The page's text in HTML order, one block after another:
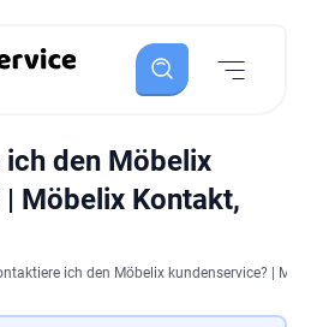
den Möbelix
| Möbelix Kontakt,
ich den Möbelix kundenservice? |